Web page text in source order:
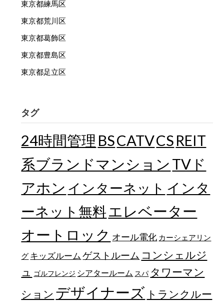
東京都練馬区
東京都荒川区
東京都葛飾区
東京都豊島区
東京都足立区
タグ
24時間管理 BSCATVCS REIT
系ブランドマンション TVド
アホン インターネット インタ
ーネット無料エレベーター
オートロック オール電化 カーシェアリン
グ キッズルーム ゲストルーム コンシェルジ
ュ
ゴルフレンジ シアタールーム スパ タワーマン
ション デザイナーズ トランクルー